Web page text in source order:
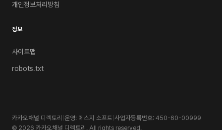
개인정보처리방침
정보
사이트맵
robots.txt
카카오채널 디렉토리 운영: 에스지 소프트 사업자등록번호: 450-60-00999
© 2026 카카오채널 디렉토리. All rights reserved.